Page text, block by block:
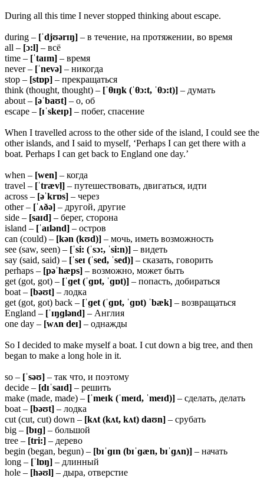
During all this time I never stopped thinking about escape.
during – [ˈdjʊərɪŋ] – в течение, на протяжении, во время
all – [ɔ:l] – всё
time – [ˈtaɪm] – время
never – [ˈnevə] – никогда
stop – [stɒp] – прекращаться
think (thought, thought) – [ˈθɪŋk (ˈθɔ:t, ˈθɔ:t)] – думать
about – [əˈbaʊt] – о, об
escape – [ɪˈskeɪp] – побег, спасение
When I travelled across to the other side of the island, I could see the
other islands, and I said to myself, ‘Perhaps I can get there with a
boat. Perhaps I can get back to England one day.’
when – [wen] – когда
travel – [ˈtrævl̩] – путешествовать, двигаться, идти
across – [əˈkrɒs] – через
other – [ˈʌðə] – другой, другие
side – [saɪd] – берег, сторона
island – [ˈaɪlənd] – остров
can (could) – [kən (kʊd)] – мочь, иметь возможность
see (saw, seen) – [ˈsi: (ˈsɔ:, ˈsi:n)] – видеть
say (said, said) – [ˈseɪ (ˈsed, ˈsed)] – сказать, говорить
perhaps – [pəˈhæps] – возможно, может быть
get (got, got) – [ˈɡet (ˈɡɒt, ˈɡɒt)] – попасть, добираться
boat – [bəʊt] – лодка
get (got, got) back – [ˈɡet (ˈɡɒt, ˈɡɒt) ˈbæk] – возвращаться
England – [ˈɪŋɡlənd] – Англия
one day – [wʌn deɪ] – однажды
So I decided to make myself a boat. I cut down a big tree, and then
began to make a long hole in it.
so – [ˈsəʊ] – так что, и поэтому
decide – [dɪˈsaɪd] – решить
make (made, made) – [ˈmeɪk (ˈmeɪd, ˈmeɪd)] – сделать, делать
boat – [bəʊt] – лодка
cut (cut, cut) down – [kʌt (kʌt, kʌt) daʊn] – срубать
big – [bɪɡ] – большой
tree – [tri:] – дерево
begin (began, begun) – [bɪˈɡɪn (bɪˈɡæn, bɪˈɡʌn)] – начать
long – [ˈlɒŋ] – длинный
hole – [həʊl] – дыра, отверстие